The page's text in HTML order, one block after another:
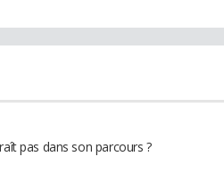
pas dans son parcours ?